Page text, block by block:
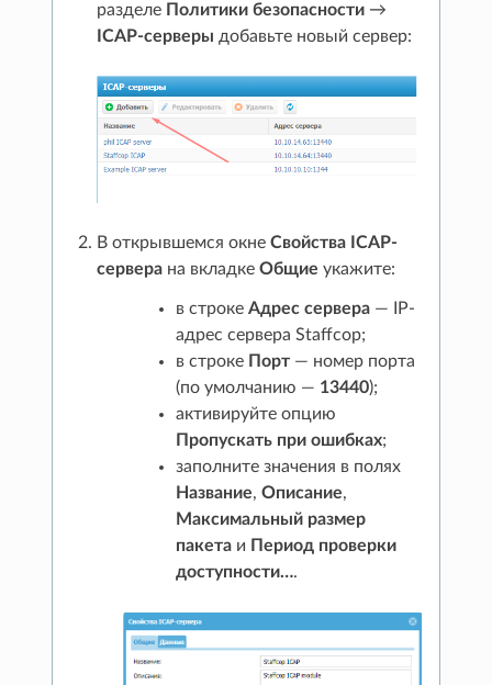
разделе Политики безопасности →
ICAP-серверы добавьте новый сервер:
В открывшемся окнеСвойства ICAP-
сервера на вкладкеОбщие укажите:
в строкеАдрес сервера — IP-
адрес сервера Staffcop;
в строке Порт — номер порта
(по умолчанию — 13440);
активируйте опцию
Пропускать при ошибках;
заполните значения в полях
Название,Описание,
Максимальный размер
пакета и Период проверки
доступности….